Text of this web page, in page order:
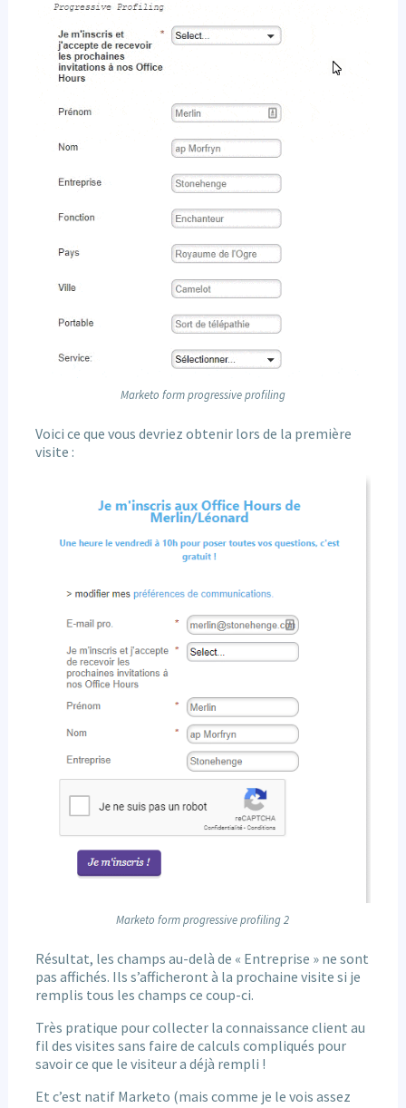
Marketo form progressive profiling
Voici ce que vous devriez obtenir lors de la première
visite :
Marketo form progressive profiling 2
Résultat, les champs au-delà de « Entreprise » ne sont
pas affichés. Ils s’afficheront à la prochaine visite si je
remplis tous les champs ce coup-ci.
Très pratique pour collecter la connaissance client au
fil des visites sans faire de calculs compliqués pour
savoir ce que le visiteur a déjà rempli !
Et c’est natif Marketo (mais comme je le vois assez